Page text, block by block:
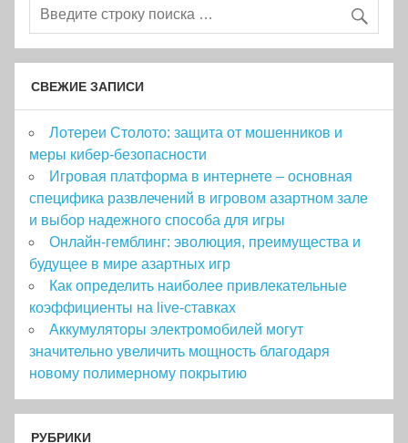
СВЕЖИЕ ЗАПИСИ
Лотереи Столото: защита от мошенников и
меры кибер-безопасности
Игровая платформа в интернете – основная
специфика развлечений в игровом азартном зале
и выбор надежного способа для игры
Онлайн-гемблинг: эволюция, преимущества и
будущее в мире азартных игр
Как определить наиболее привлекательные
коэффициенты на live-ставках
Аккумуляторы электромобилей могут
значительно увеличить мощность благодаря
новому полимерному покрытию
РУБРИКИ